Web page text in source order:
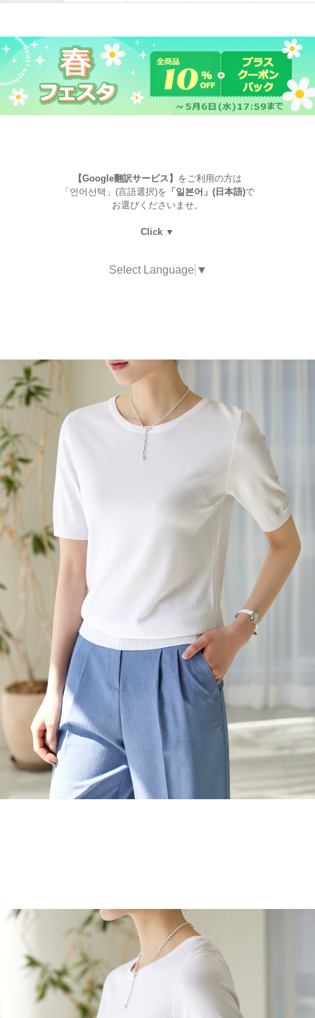
【Google翻訳サービス】 をご利用の方は
「언어선택」(言語選択)を 「일본어」(日本語)で
お選びくださいませ。
Click ▼
Select Language ▼